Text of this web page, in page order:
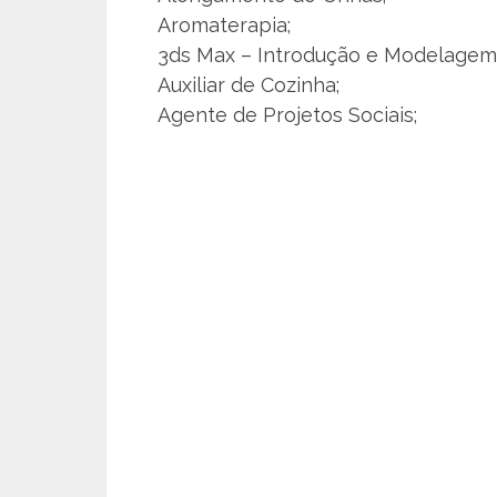
Aromaterapia;
3ds Max – Introdução e
Auxiliar de Cozinha;
Agente de Projetos Sociais;